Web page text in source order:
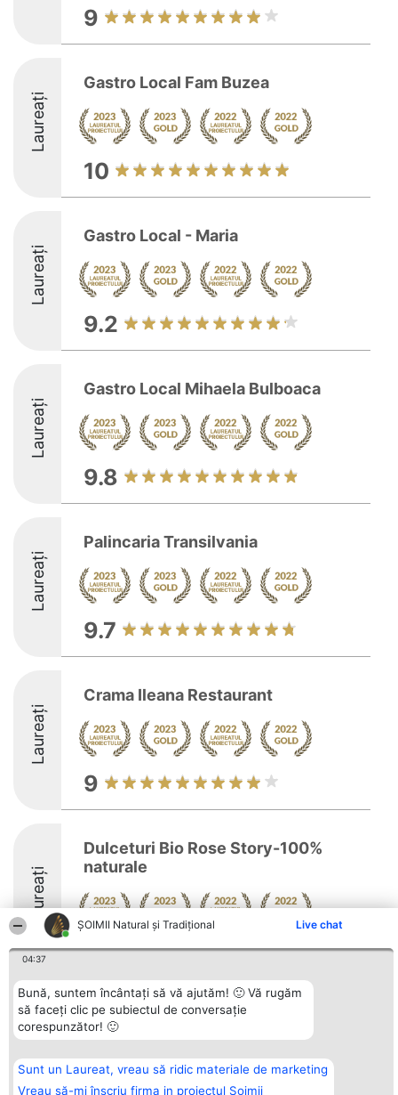
ȘOIMII Natural și Tradițional Live chat
04:37
Bună, suntem încântați să vă ajutăm! 🙂 Vă rugăm
să faceți clic pe subiectul de conversație
corespunzător! 🙂
Sunt un Laureat, vreau să ridic materiale de marketing
Vreau să-mi înscriu firma in proiectul Șoimii
9
Laureați
Gastro Local Fam Buzea
10
Laureați
Gastro Local - Maria
9.2
Laureați
Gastro Local Mihaela Bulboaca
9.8
Laureați
Palincaria Transilvania
9.7
Laureați
Crama Ileana Restaurant
9
Laureați
Dulceturi Bio Rose Story-100%
naturale
9.8
Organizator Ranking
BRIGHT SOLUTIONS BR SRL
Aleea Timisul De Sus 2 Bl. A30
Sc. A Et. 4 Ap. 13 Cod 061952
București
Plebiscyt
Lista Tuturor
Laureaților
Reguli